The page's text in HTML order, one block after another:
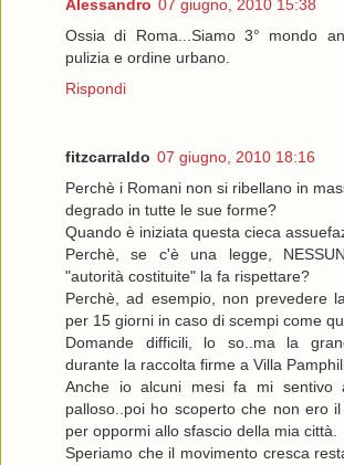
Alessandro 07 giugno, 2010 15:38
Ossia di Roma...Siamo 3° mondo
pulizia e ordine urbano.
Rispondi
fitzcarraldo 07 giugno, 2010 18:16
Perchè i Romani non si ribellano in
degrado in tutte le sue forme?
Quando è iniziata questa cieca
Perchè, se c'è una legge,
"autorità costituite" la fa rispettare?
Perchè, ad esempio, non prevedere
per 15 giorni in caso di scempi come
Domande difficili, lo so..ma la
durante la raccolta firme a Villa
Anche io alcuni mesi fa mi sentivo
palloso..poi ho scoperto che non ero
per oppormi allo sfascio della mia città.
Speriamo che il movimento cresca